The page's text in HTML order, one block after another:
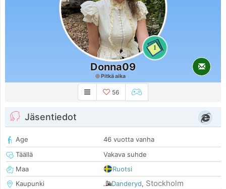
1
Donna09
Pitkä aika
56
Jäsentiedot
Age
46 vuotta vanha
Täällä
Vakava suhde
Maa
Ruotsi
Kaupunki
Danderyd, Stockholm